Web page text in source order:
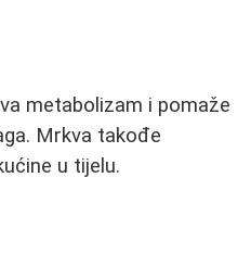
metabolizam i pomaže
Mrkva takođe
u tijelu.